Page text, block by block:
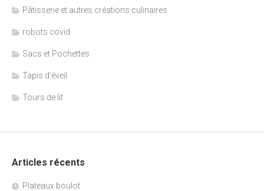
Pâtisserie et autres créations culinaires
robots covid
Sacs et Pochettes
Tapis d'éveil
Tours de lit
Articles récents
Plateaux boulot